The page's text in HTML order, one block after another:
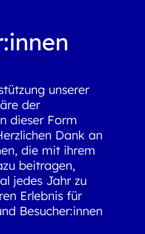
unserer
der
dieser Form
Dank an
die mit ihrem
beitragen,
jedes Jahr zu
Erlebnis für
Besucher:innen